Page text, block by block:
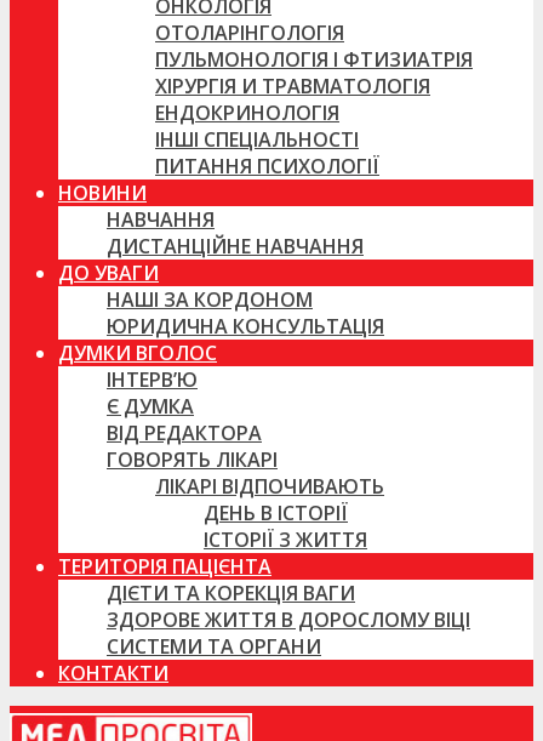
ОНКОЛОГІЯ
ОТОЛАРІНГОЛОГІЯ
ПУЛЬМОНОЛОГІЯ І ФТИЗИАТРІЯ
ХІРУРГІЯ И ТРАВМАТОЛОГІЯ
ЕНДОКРИНОЛОГІЯ
ІНШІ СПЕЦІАЛЬНОСТІ
ПИТАННЯ ПСИХОЛОГІЇ
НОВИНИ
НАВЧАННЯ
ДИСТАНЦІЙНЕ НАВЧАННЯ
ДО УВАГИ
НАШІ ЗА КОРДОНОМ
ЮРИДИЧНА КОНСУЛЬТАЦІЯ
ДУМКИ ВГОЛОС
ІНТЕРВ’Ю
Є ДУМКА
ВІД РЕДАКТОРА
ГОВОРЯТЬ ЛІКАРІ
ЛІКАРІ ВІДПОЧИВАЮТЬ
ДЕНЬ В ІСТОРІЇ
ІСТОРІЇ З ЖИТТЯ
ТЕРИТОРІЯ ПАЦІЄНТА
ДІЄТИ ТА КОРЕКЦІЯ ВАГИ
ЗДОРОВЕ ЖИТТЯ В ДОРОСЛОМУ ВІЦІ
СИСТЕМИ ТА ОРГАНИ
КОНТАКТИ